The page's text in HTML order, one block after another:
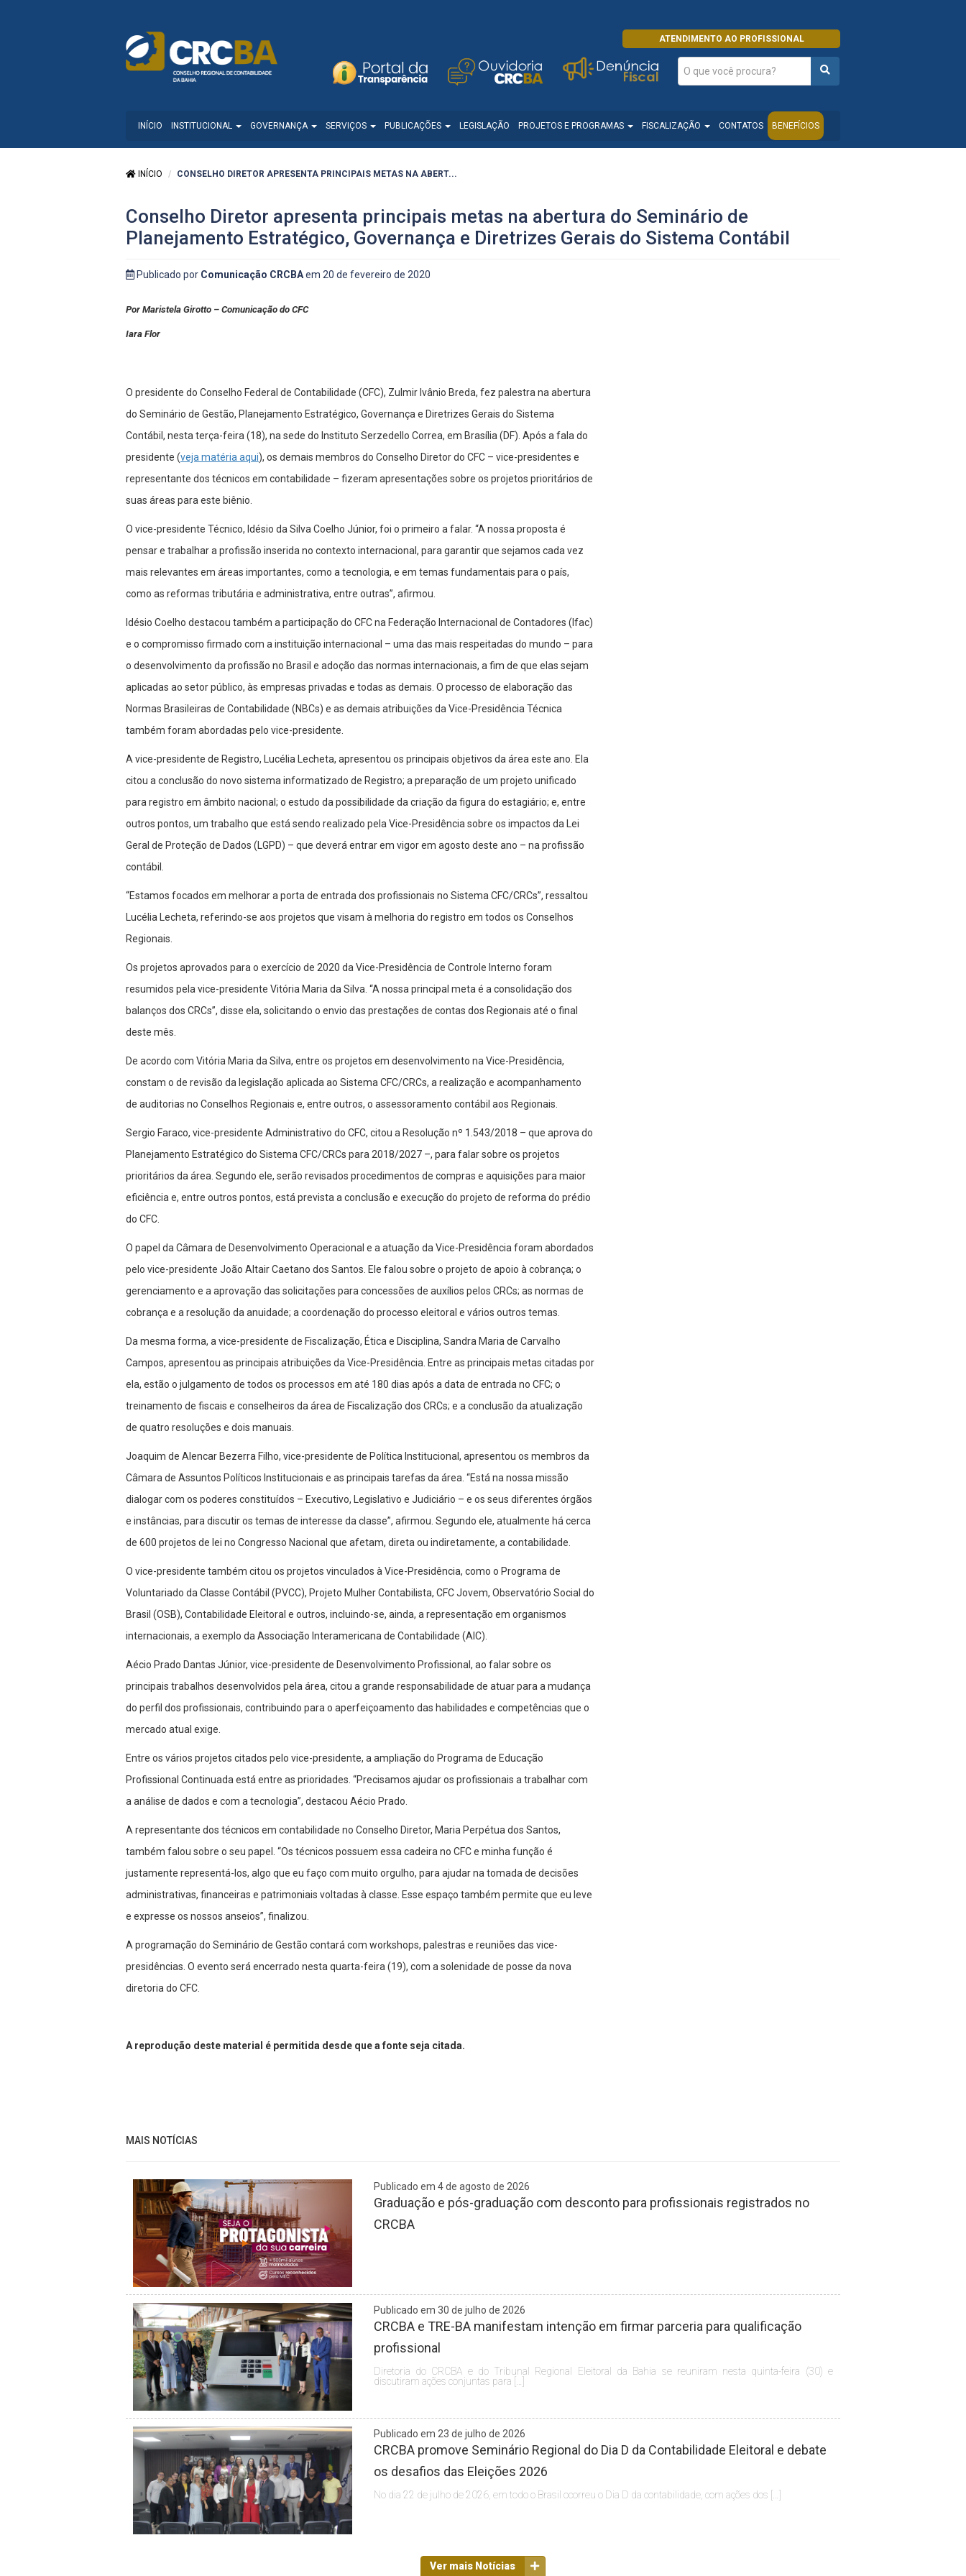
ATENDIMENTO AO PROFISSIONAL
INÍCIO INSTITUCIONAL GOVERNANÇA SERVIÇOS PUBLICAÇÕES LEGISLAÇÃO PROJETOS E PROGRAMAS FISCALIZAÇÃO CONTATOS BENEFÍCIOS
INÍCIO CONSELHO DIRETOR APRESENTA PRINCIPAIS METAS NA ABERT...
Conselho Diretor apresenta principais metas na abertura do Seminário de
Planejamento Estratégico, Governança e Diretrizes Gerais do Sistema Contábil
Publicado por Comunicação CRCBAem 20 de fevereiro de 2020
Por Maristela Girotto – Comunicação do CFC
Iara Flor
O presidente do Conselho Federal de Contabilidade (CFC), Zulmir Ivânio Breda, fez palestra na abertura
do Seminário de Gestão, Planejamento Estratégico, Governança e Diretrizes Gerais do Sistema
Contábil, nesta terça-feira (18), na sede do Instituto Serzedello Correa, em Brasília (DF). Após a fala do
presidente (veja matéria aqui), os demais membros do Conselho Diretor do CFC – vice-presidentes e
representante dos técnicos em contabilidade – fizeram apresentações sobre os projetos prioritários de
suas áreas para este biênio.
O vice-presidente Técnico, Idésio da Silva Coelho Júnior, foi o primeiro a falar. “A nossa proposta é
pensar e trabalhar a profissão inserida no contexto internacional, para garantir que sejamos cada vez
mais relevantes em áreas importantes, como a tecnologia, e em temas fundamentais para o país,
como as reformas tributária e administrativa, entre outras”, afirmou.
Idésio Coelho destacou também a participação do CFC na Federação Internacional de Contadores (Ifac)
e o compromisso firmado com a instituição internacional – uma das mais respeitadas do mundo – para
o desenvolvimento da profissão no Brasil e adoção das normas internacionais, a fim de que elas sejam
aplicadas ao setor público, às empresas privadas e todas as demais. O processo de elaboração das
Normas Brasileiras de Contabilidade (NBCs) e as demais atribuições da Vice-Presidência Técnica
também foram abordadas pelo vice-presidente.
A vice-presidente de Registro, Lucélia Lecheta, apresentou os principais objetivos da área este ano. Ela
citou a conclusão do novo sistema informatizado de Registro; a preparação de um projeto unificado
para registro em âmbito nacional; o estudo da possibilidade da criação da figura do estagiário; e, entre
outros pontos, um trabalho que está sendo realizado pela Vice-Presidência sobre os impactos da Lei
Geral de Proteção de Dados (LGPD) – que deverá entrar em vigor em agosto deste ano – na profissão
contábil.
“Estamos focados em melhorar a porta de entrada dos profissionais no Sistema CFC/CRCs”, ressaltou
Lucélia Lecheta, referindo-se aos projetos que visam à melhoria do registro em todos os Conselhos
Regionais.
Os projetos aprovados para o exercício de 2020 da Vice-Presidência de Controle Interno foram
resumidos pela vice-presidente Vitória Maria da Silva. “A nossa principal meta é a consolidação dos
balanços dos CRCs”, disse ela, solicitando o envio das prestações de contas dos Regionais até o final
deste mês.
De acordo com Vitória Maria da Silva, entre os projetos em desenvolvimento na Vice-Presidência,
constam o de revisão da legislação aplicada ao Sistema CFC/CRCs, a realização e acompanhamento
de auditorias no Conselhos Regionais e, entre outros, o assessoramento contábil aos Regionais.
Sergio Faraco, vice-presidente Administrativo do CFC, citou a Resolução nº 1.543/2018 – que aprova do
Planejamento Estratégico do Sistema CFC/CRCs para 2018/2027 –, para falar sobre os projetos
prioritários da área. Segundo ele, serão revisados procedimentos de compras e aquisições para maior
eficiência e, entre outros pontos, está prevista a conclusão e execução do projeto de reforma do prédio
do CFC.
O papel da Câmara de Desenvolvimento Operacional e a atuação da Vice-Presidência foram abordados
pelo vice-presidente João Altair Caetano dos Santos. Ele falou sobre o projeto de apoio à cobrança; o
gerenciamento e a aprovação das solicitações para concessões de auxílios pelos CRCs; as normas de
cobrança e a resolução da anuidade; a coordenação do processo eleitoral e vários outros temas.
Da mesma forma, a vice-presidente de Fiscalização, Ética e Disciplina, Sandra Maria de Carvalho
Campos, apresentou as principais atribuições da Vice-Presidência. Entre as principais metas citadas por
ela, estão o julgamento de todos os processos em até 180 dias após a data de entrada no CFC; o
treinamento de fiscais e conselheiros da área de Fiscalização dos CRCs; e a conclusão da atualização
de quatro resoluções e dois manuais.
Joaquim de Alencar Bezerra Filho, vice-presidente de Política Institucional, apresentou os membros da
Câmara de Assuntos Políticos Institucionais e as principais tarefas da área. “Está na nossa missão
dialogar com os poderes constituídos – Executivo, Legislativo e Judiciário – e os seus diferentes órgãos
e instâncias, para discutir os temas de interesse da classe”, afirmou. Segundo ele, atualmente há cerca
de 600 projetos de lei no Congresso Nacional que afetam, direta ou indiretamente, a contabilidade.
O vice-presidente também citou os projetos vinculados à Vice-Presidência, como o Programa de
Voluntariado da Classe Contábil (PVCC), Projeto Mulher Contabilista, CFC Jovem, Observatório Social do
Brasil (OSB), Contabilidade Eleitoral e outros, incluindo-se, ainda, a representação em organismos
internacionais, a exemplo da Associação Interamericana de Contabilidade (AIC).
Aécio Prado Dantas Júnior, vice-presidente de Desenvolvimento Profissional, ao falar sobre os
principais trabalhos desenvolvidos pela área, citou a grande responsabilidade de atuar para a mudança
do perfil dos profissionais, contribuindo para o aperfeiçoamento das habilidades e competências que o
mercado atual exige.
Entre os vários projetos citados pelo vice-presidente, a ampliação do Programa de Educação
Profissional Continuada está entre as prioridades. “Precisamos ajudar os profissionais a trabalhar com
a análise de dados e com a tecnologia”, destacou Aécio Prado.
A representante dos técnicos em contabilidade no Conselho Diretor, Maria Perpétua dos Santos,
também falou sobre o seu papel. “Os técnicos possuem essa cadeira no CFC e minha função é
justamente representá-los, algo que eu faço com muito orgulho, para ajudar na tomada de decisões
administrativas, financeiras e patrimoniais voltadas à classe. Esse espaço também permite que eu leve
e expresse os nossos anseios”, finalizou.
A programação do Seminário de Gestão contará com workshops, palestras e reuniões das vice-
presidências. O evento será encerrado nesta quarta-feira (19), com a solenidade de posse da nova
diretoria do CFC.
A reprodução deste material é permitida desde que a fonte seja citada.
MAIS NOTÍCIAS
Publicado em 4 de agosto de 2026
Graduação e pós-graduação com desconto para profissionais registrados no
CRCBA
Publicado em 30 de julho de 2026
CRCBA e TRE-BA manifestam intenção em firmar parceria para qualificação
profissional
Diretoria do CRCBA e do Tribunal Regional Eleitoral da Bahia se reuniram nesta quinta-feira (30) e
discutiram ações conjuntas para […]
Publicado em 23 de julho de 2026
CRCBA promove Seminário Regional do Dia D da Contabilidade Eleitoral e debate
os desafios das Eleições 2026
No dia 22 de julho de 2026, em todo o Brasil ocorreu o Dia D da contabilidade, com ações dos […]
Ver mais Notícias